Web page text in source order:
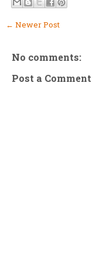
← Newer Post
No comments:
Post a Comment